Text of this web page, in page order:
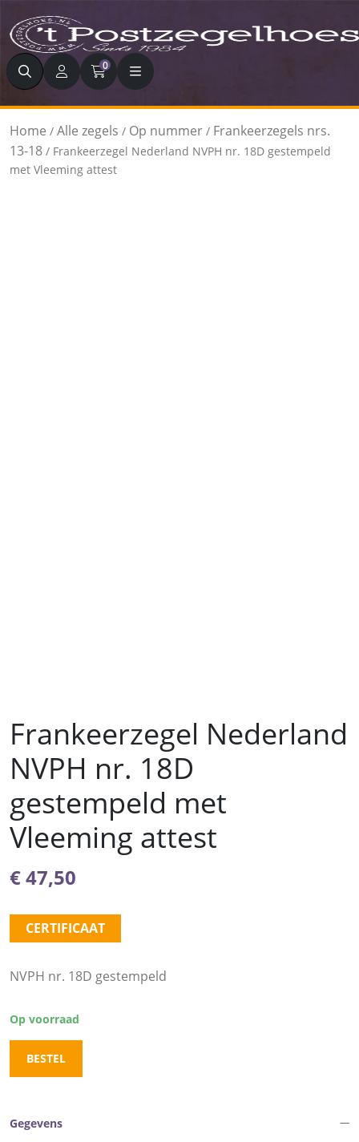
Zoeken 0
Home / Alle zegels / Op nummer / Frankeerzegels nrs.
13-18 / Frankeerzegel Nederland NVPH nr. 18D gestempeld
met Vleeming attest
Frankeerzegel Nederland
NVPH nr. 18D
gestempeld met
Vleeming attest
€47,50
CERTIFICAAT
NVPH nr. 18D gestempeld
Op voorraad
BESTEL
Gegevens